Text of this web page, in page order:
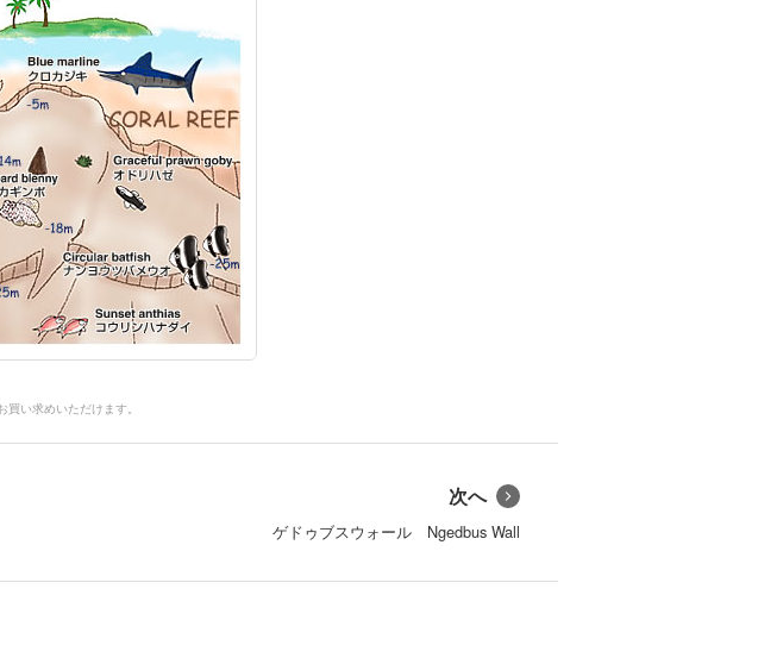
い求めいただけます。
次へ
ゲドゥブスウォール Ngedbus Wall